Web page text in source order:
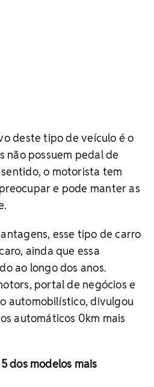
deste tipo de veículo é o
não possuem pedal de
o motorista tem
e pode manter as
esse tipo de carro
ainda que essa
ao longo dos anos.
portal de negócios e
automobilístico, divulgou
automáticos 0km mais
dos modelos mais